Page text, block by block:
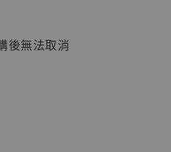
後無法取消